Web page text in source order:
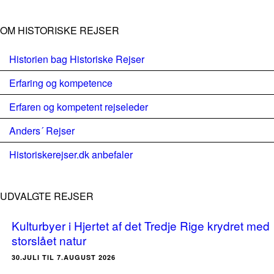
OM HISTORISKE REJSER
Historien bag Historiske Rejser
Erfaring og kompetence
Erfaren og kompetent rejseleder
Anders´ Rejser
Historiskerejser.dk anbefaler
UDVALGTE REJSER
Kulturbyer i Hjertet af det Tredje Rige krydret med
storslået natur
30.JULI TIL 7.AUGUST 2026